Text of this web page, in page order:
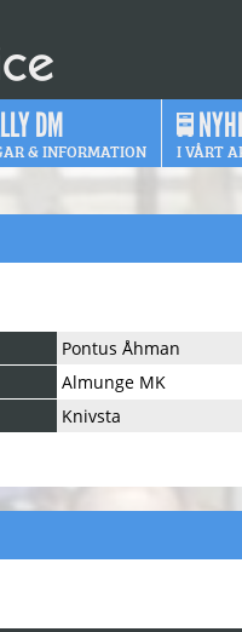
DM
& INFORMATION I VÅRT
Pontus Åhman
Almunge MK
Knivsta